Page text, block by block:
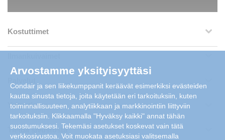
Kostuttimet
Yritystietoa
Tietoa sivustosta
Arvostamme yksityisyyttäsi
Condair ja sen liikekumppanit keräävät esimerkiksi evästeiden
kautta sinusta tietoja, joita käytetään eri tarkoituksiin, kuten
toiminnallisuuteen, analytiikkaan ja markkinointiin liittyviin
tarkoituksiin. Klikkaamalla "Hyväksy kaikki" annat tähän
suostumuksesi. Tekemäsi asetukset koskevat vain tätä
verkkosivustoa. Voit muokata asetuksiasi valitsemalla